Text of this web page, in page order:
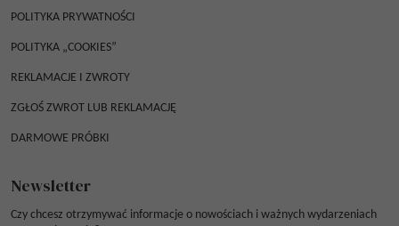
POLITYKA PRYWATNOŚCI
POLITYKA „COOKIES”
REKLAMACJE I ZWROTY
ZGŁOŚ ZWROT LUB REKLAMACJĘ
DARMOWE PRÓBKI
Newsletter
Czy chcesz otrzymywać informacje o nowościach i ważnych wydarzeniach